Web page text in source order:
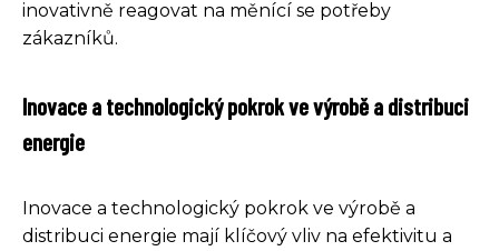
inovativně reagovat na měnící se potřeby
zákazníků.
Inovace a technologický pokrok ve výrobě a distribuci
energie
Inovace a technologický pokrok ve výrobě a
distribuci energie mají klíčový vliv na efektivitu a